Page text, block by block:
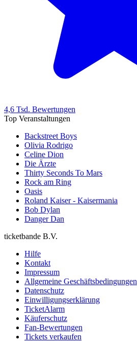
4,6 Tsd. Bewertungen
Top Veranstaltungen
Backstreet Boys
Olivia Rodrigo
Celine Dion
Die Ärzte
Thirty Seconds To Mars
Rock am Ring
Oasis
Roland Kaiser - Kaisermania
Bob Dylan
Danger Dan
ticketbande B.V.
Hilfe
Kontakt
Impressum
Allgemeine Geschäftsbedingungen
Datenschutz
Einwilligungserklärung
TicketAlarm
Käuferschutz
Fan-Bewertungen
Tickets verkaufen